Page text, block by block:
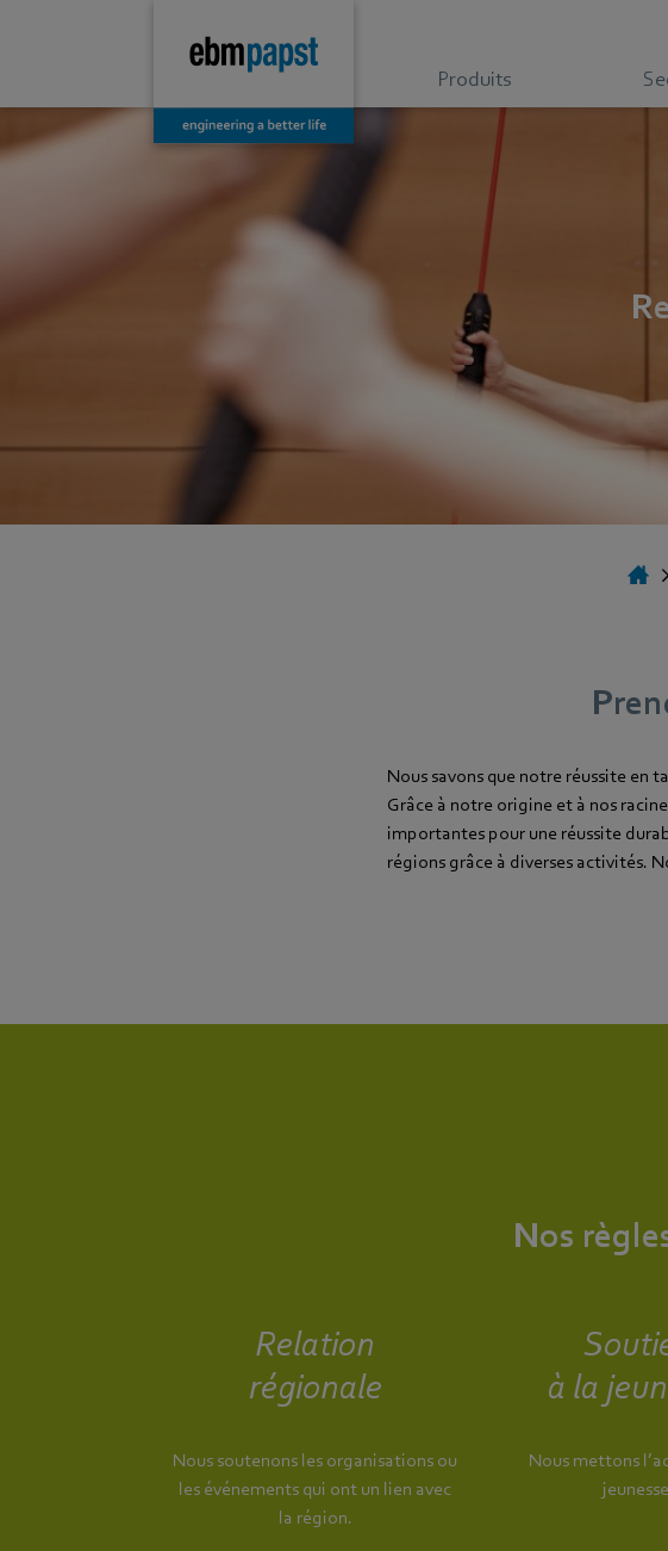
Produits
Nous savons que notre réussite en
Grâce à notre origine et à nos
importantes pour une réussite
régions grâce à diverses activités.
Nos
Relation
régionale
Nous soutenons les organisations ou
les événements qui ont un lien avec
la région.
à la
Nous mettons